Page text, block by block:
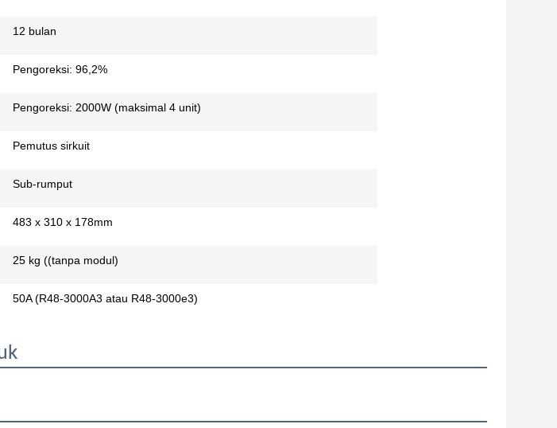
12 bulan
Pengoreksi: 96,2%
Pengoreksi: 2000W (maksimal 4 unit)
Pemutus sirkuit
Sub-rumput
483 x 310 x 178mm
25 kg ((tanpa modul)
50A (R48-3000A3 atau R48-3000e3)